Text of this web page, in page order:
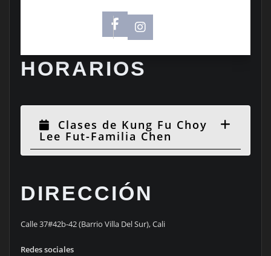
HORARIOS
Clases de Kung Fu Choy
Lee Fut-Familia Chen
DIRECCIÓN
Calle 37#42b-42 (Barrio Villa Del Sur), Cali
Redes sociales